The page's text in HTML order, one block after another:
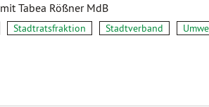
mit Tabea Rößner MdB
Stadtratsfraktion Stadtverband